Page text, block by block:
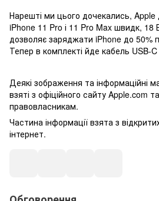
Нарешті ми цього дочекались,
iPhone 11 Pro і 11 Pro Max швидк, 18
дозволяє заряджати iPhone до 50%
Тепер в комплекті йде кабель USB-
Деякі зображення та інформаційні
взяті з офіційного сайту Apple.com
правовласникам.
Частина інформації взята з
інтернет.